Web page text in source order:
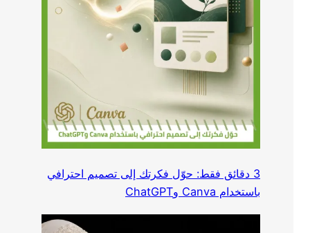
3 دقائق فقط: حوّل فكرتك إلى تصميم احترافي
باستخدام Canva وChatGPT